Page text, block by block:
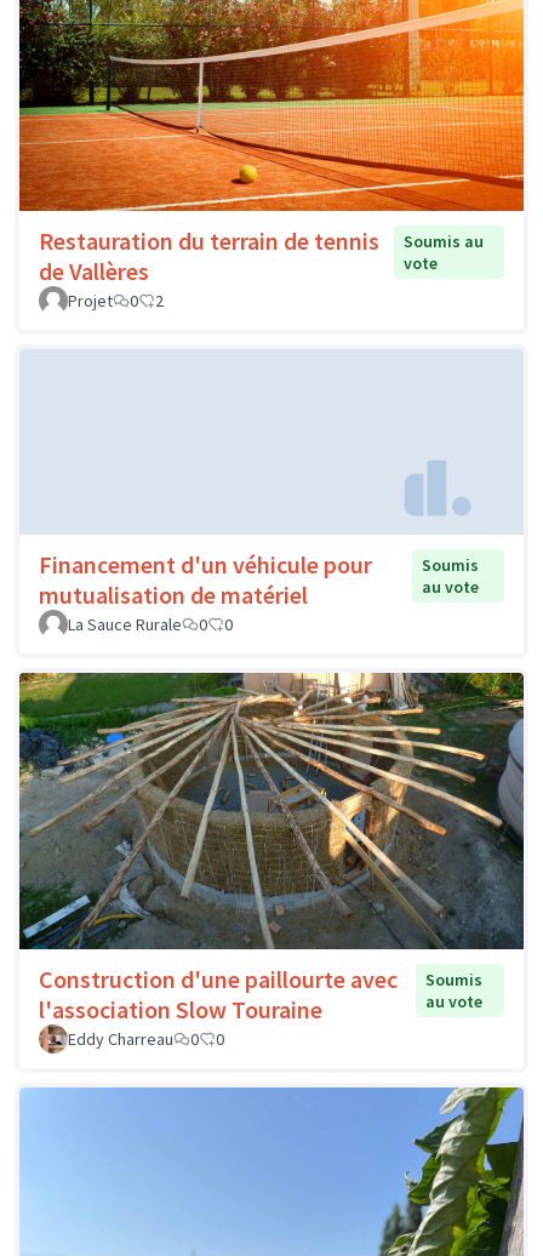
Restauration du terrain de tennis
de Vallères
Soumis au
vote
Projet
0 2
Financement d'un véhicule pour
mutualisation de matériel
Soumis
au vote
La Sauce Rurale
0 0
Construction d'une paillourte avec
l'association Slow Touraine
Soumis
au vote
Eddy Charreau
0 0